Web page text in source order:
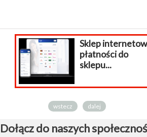
Sklep internetowy
płatności do
sklepu...
wstecz dalej
Dołącz do naszych